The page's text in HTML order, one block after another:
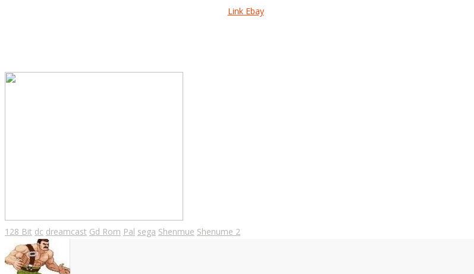
Link Ebay
128 Bit dc dreamcast Gd Rom Pal sega Shenmue Shenume 2